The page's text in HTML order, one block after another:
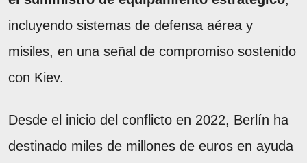
incluyendo sistemas de defensa aérea y
misiles, en una señal de compromiso sostenido
con Kiev.
Desde el inicio del conflicto en 2022, Berlín ha
destinado miles de millones de euros en ayuda